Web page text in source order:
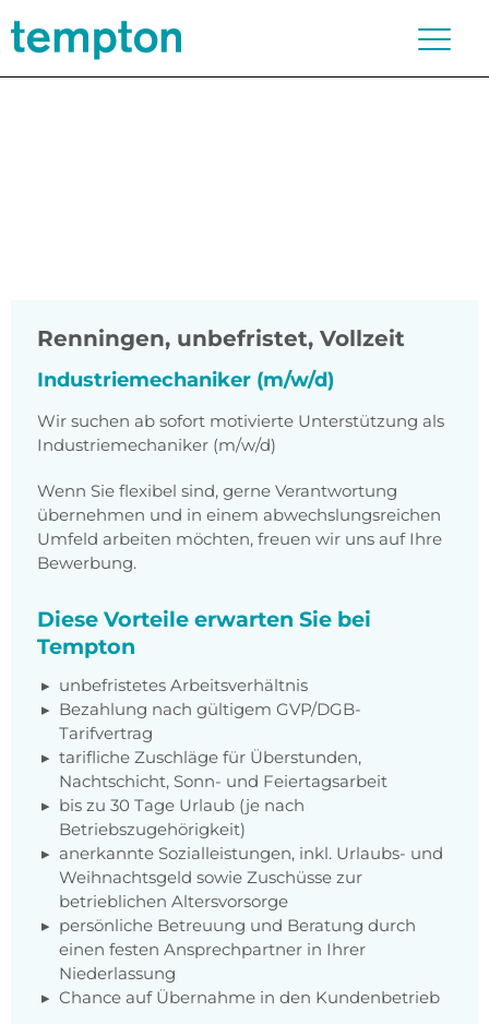
Renningen, unbefristet, Vollzeit
Industriemechaniker (m/w/d)
Wir suchen ab sofort motivierte Unterstützung als
Industriemechaniker (m/w/d)
Wenn Sie flexibel sind, gerne Verantwortung
übernehmen und in einem abwechslungsreichen
Umfeld arbeiten möchten, freuen wir uns auf Ihre
Bewerbung.
Diese Vorteile erwarten Sie bei
Tempton
unbefristetes Arbeitsverhältnis
Bezahlung nach gültigem GVP/DGB-
Tarifvertrag
tarifliche Zuschläge für Überstunden,
Nachtschicht, Sonn- und Feiertagsarbeit
bis zu 30 Tage Urlaub (je nach
Betriebszugehörigkeit)
anerkannte Sozialleistungen, inkl. Urlaubs- und
Weihnachtsgeld sowie Zuschüsse zur
betrieblichen Altersvorsorge
persönliche Betreuung und Beratung durch
einen festen Ansprechpartner in Ihrer
Niederlassung
Chance auf Übernahme in den Kundenbetrieb